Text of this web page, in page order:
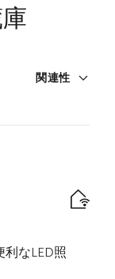
関連性
なLED照